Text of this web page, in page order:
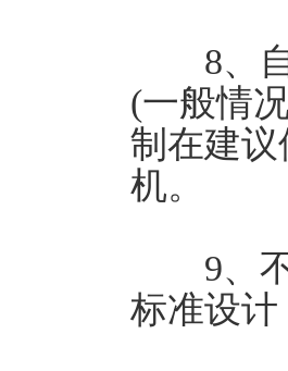
8、自
(一般情
制在建
机。
9、不
标准设